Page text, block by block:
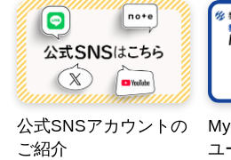
公式SNSアカウントの
ご紹介
ユ